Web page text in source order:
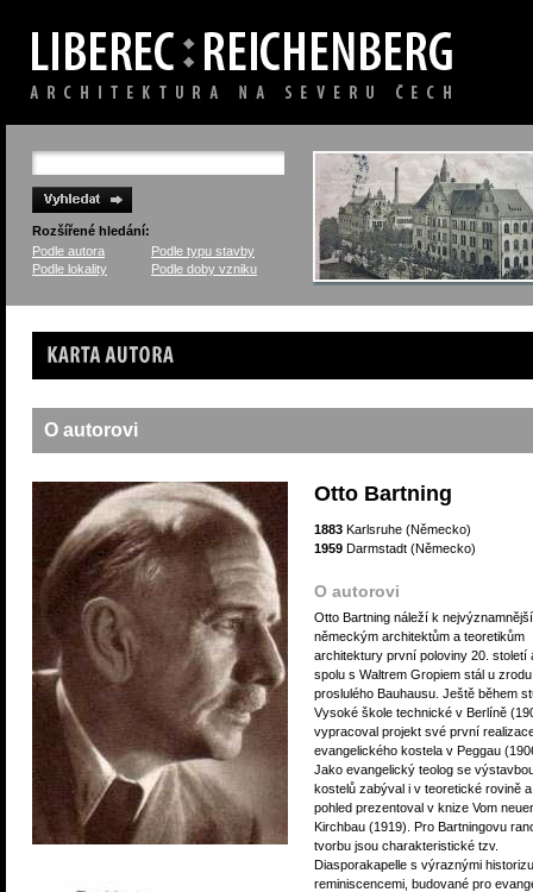
Rozšířené hledání:
Podle autora
Podle typu stavby
Podle lokality
Podle doby vzniku
Karta autora
O autorovi
Otto Bartning
1883 Karlsruhe (Německo)
1959 Darmstadt (Německo)
O autorovi
Otto Bartning náleží k
německým architektům a teoretikům
architektury první poloviny 20. století
spolu s Waltrem Gropiem stál u zrodu
proslulého Bauhausu. Ještě během
Vysoké škole technické v Berlíně
vypracoval projekt své první
evangelického kostela v Peggau
Jako evangelický teolog se
kostelů zabýval i v teoretické rovině
pohled prezentoval v knize Vom
Kirchbau (1919). Pro Bartningovu
tvorbu jsou charakteristické tzv.
Diasporakapelle s výraznými
reminiscencemi, budované pro